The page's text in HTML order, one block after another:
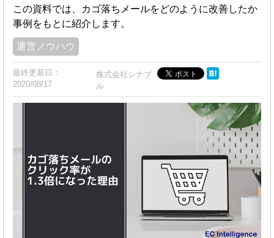
この資料では、カゴ落ちメールをどのように改善したか
事例をもとに紹介します。
運営ノウハウ
最終更新日：
2020/08/17
株式会社シナブ
ル